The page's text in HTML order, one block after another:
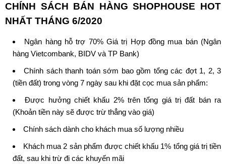
CHÍNH SÁCH BÁN HÀNG SHOPHOUSE HOT
NHẤT THÁNG 6/2020
Ngân hàng hỗ trợ 70% Giá trị Hợp đồng mua bán (Ngân
hàng Vietcombank, BIDV và TP Bank)
Chính sách thanh toán sớm bao gồm tổng các đợt 1, 2, 3
(tiền đất) trong vòng 7 ngày sau khi đặt cọc mua sản phẩm:
Được hưởng chiết khấu 2% trên tổng giá trị đất bán ra
(Khoản tiền này sẽ được trừ thẳng vào giá)
Chính sách dành cho khách mua số lượng nhiều
Khách mua 2 sản phẩm được chiết khấu 1% tổng giá trị tiền
đất, sau khi trừ đi các khuyến mãi